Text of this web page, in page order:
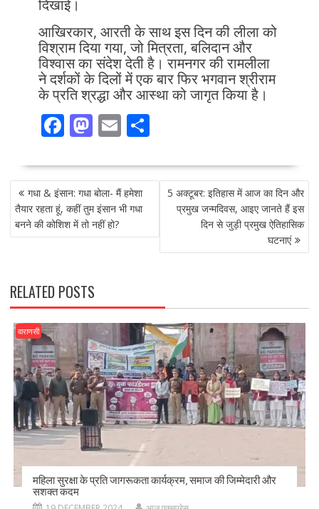
दिखाई।
आखिरकार, आरती के साथ इस दिन की लीला को
विश्राम दिया गया, जो मित्रता, बलिदान और
विश्वास का संदेश देती है। रामनगर की रामलीला
ने दर्शकों के दिलों में एक बार फिर भगवान श्रीराम
के प्रति श्रद्धा और आस्था को जागृत किया है।
F
e
b
o
o
M
to
d
o
n
E
ai
l
S
ar
POST
NAVIGATION
गधा & इंसान: गधा बोला- मैं हमेशा
तैयार रहता हूं, कहीं तुम इंसान भी गधा
बनने की कोशिश में तो नहीं हो?
5 अक्टूबर: इतिहास में आज का दिन और
प्रमुख जन्मदिवस, आइए जानते हैं इस
दिन से जुड़ी प्रमुख ऐतिहासिक
घटनाएं
RELATED POSTS
वाराणसी
महिला सुरक्षा के प्रति जागरूकता कार्यक्रम, समाज की जिम्मेदारी और
सशक्त कदम